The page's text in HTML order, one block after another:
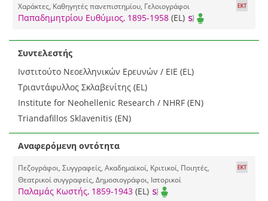
Χαράκτες, Καθηγητές πανεπιστημίου, Γελοιογράφοι
Παπαδημητρίου Ευθύμιος, 1895-1958 (EL)
Συντελεστής
Ινστιτούτο Νεοελληνικών Ερευνών / ΕΙΕ (EL)
Τριαντάφυλλος Σκλαβενίτης (EL)
Institute for Neohellenic Research / NHRF (EN)
Triandafillos Sklavenitis (EN)
Αναφερόμενη οντότητα
Πεζογράφοι, Συγγραφείς, Ακαδημαϊκοί, Κριτικοί, Ποιητές,
Θεατρικοί συγγραφείς, Δημοσιογράφοι, Ιστορικοί
Παλαμάς Κωστής, 1859-1943 (EL)